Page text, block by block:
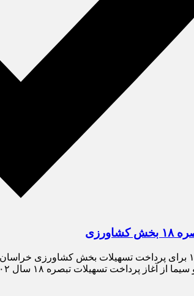
۳۲۳ میلیارد و ۸۰۰ میلیون تومان اعتبار تبصره ۱۸ سال ۱۴۰۲
۱۸ سال ۱۴۰۲ در استان خبر داد و گفت: پرداخت […]